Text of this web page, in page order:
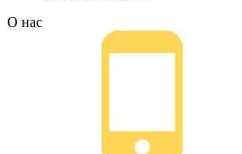
О нас